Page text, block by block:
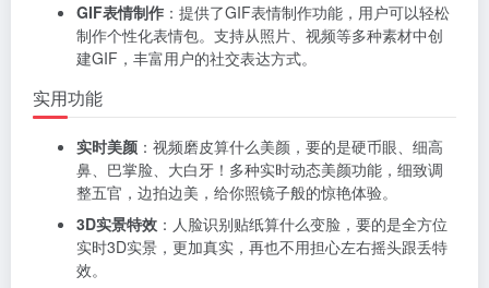
GIF表情制作 ：提供了GIF表情制作功能，用户可以轻松
制作个性化表情包。支持从照片、视频等多种素材中创
建GIF，丰富用户的社交表达方式。
实用功能
实时美颜 ：视频磨皮算什么美颜，要的是硬币眼、细高
鼻、巴掌脸、大白牙！多种实时动态美颜功能，细致调
整五官，边拍边美，给你照镜子般的惊艳体验。
3D实景特效 ：人脸识别贴纸算什么变脸，要的是全方位
实时3D实景，更加真实，再也不用担心左右摇头跟丢特
效。